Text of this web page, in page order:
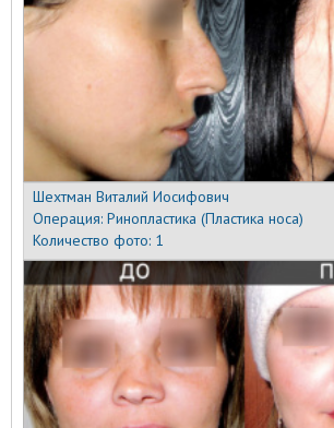
Шехтман Виталий Иосифович
Операция:Ринопластика (Пластика носа)
Количество фото: 1